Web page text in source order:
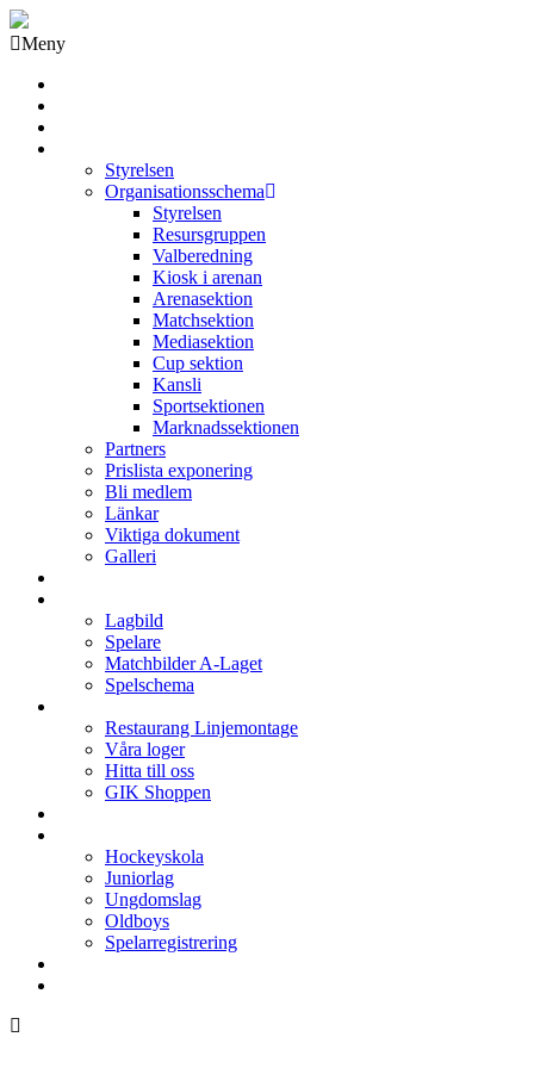
Meny
Styrelsen
Organisationsschema
Styrelsen
Resursgruppen
Valberedning
Kiosk i arenan
Arenasektion
Matchsektion
Mediasektion
Cup sektion
Kansli
Sportsektionen
Marknadssektionen
Partners
Prislista exponering
Bli medlem
Länkar
Viktiga dokument
Galleri
Lagbild
Spelare
Matchbilder A-Laget
Spelschema
Restaurang Linjemontage
Våra loger
Hitta till oss
GIK Shoppen
Hockeyskola
Juniorlag
Ungdomslag
Oldboys
Spelarregistrering